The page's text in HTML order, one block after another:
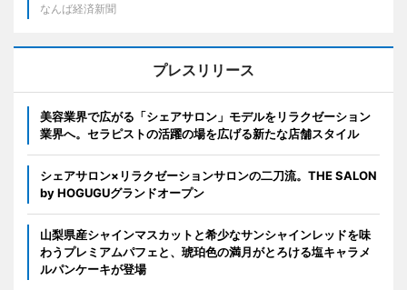
なんば経済新聞
プレスリリース
美容業界で広がる「シェアサロン」モデルをリラクゼーション
業界へ。セラピストの活躍の場を広げる新たな店舗スタイル
シェアサロン×リラクゼーションサロンの二刀流。THE SALON
by HOGUGUグランドオープン
山梨県産シャインマスカットと希少なサンシャインレッドを味
わうプレミアムパフェと、琥珀色の満月がとろける塩キャラメ
ルパンケーキが登場